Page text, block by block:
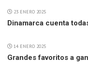
23 ENERO 2025
Dinamarca cuenta
14 ENERO 2025
Grandes favoritos a